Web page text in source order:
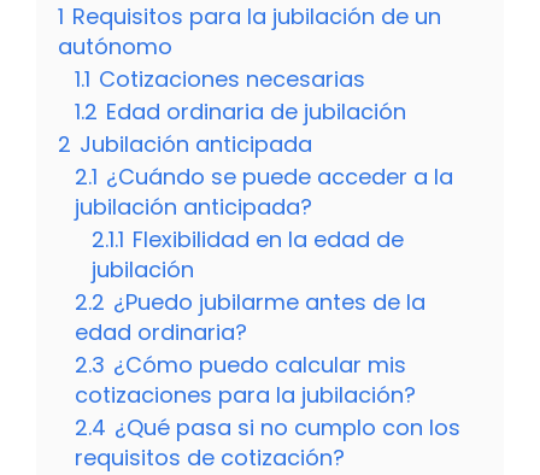
1 Requisitos para la jubilación de un
autónomo
1.1 Cotizaciones necesarias
1.2 Edad ordinaria de jubilación
2 Jubilación anticipada
2.1 ¿Cuándo se puede acceder a la
jubilación anticipada?
2.1.1 Flexibilidad en la edad de
jubilación
2.2 ¿Puedo jubilarme antes de la
edad ordinaria?
2.3 ¿Cómo puedo calcular mis
cotizaciones para la jubilación?
2.4 ¿Qué pasa si no cumplo con los
requisitos de cotización?